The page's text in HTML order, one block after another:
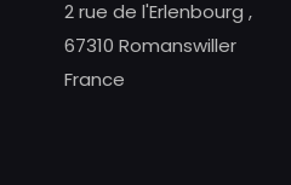
2 rue de l'Erlenbourg ,
67310 Romanswiller
France